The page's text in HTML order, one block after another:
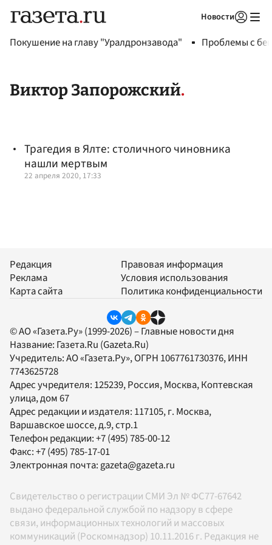
Новости
Покушение на главу "Уралдронзавода" Проблемы с
Виктор Запорожский
Трагедия в Ялте: столичного чиновника
нашли мертвым
22 апреля 2020, 17:33
Редакция
Реклама
Карта сайта
Правовая информация
Условия использования
Политика конфиденциальности
© АО «Газета.Ру» (1999-2026) – Главные новости дня
Название: Газета.Ru (Gazeta.Ru)
Учредитель:АО «Газета.Ру», ОГРН 1067761730376, ИНН
7743625728
Адрес учредителя: 125239, Россия, Москва, Коптевская
улица, дом 67
Адрес редакции и издателя: 117105, г. Москва,
Варшавское шоссе, д.9, стр.1
Телефон редакции:+7 (495) 785-00-12
Факс:+7 (495) 785-17-01
Электронная почта:gazeta@gazeta.ru
Свидетельство о регистрации СМИ Эл № ФС77-67642
выдано федеральной службой по надзору в сфере
связи, информационных технологий и массовых
коммуникаций (Роскомнадзор) 10.11.2016 г. Редакция не